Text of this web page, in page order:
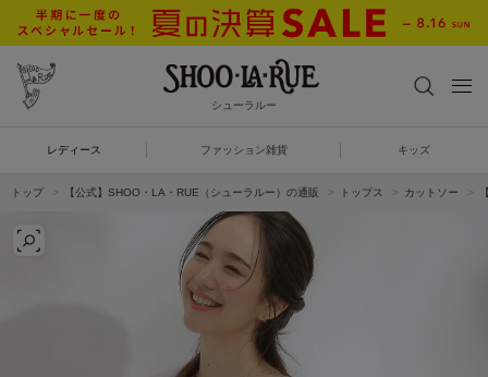
シューラルー
レディース ファッション雑貨 キッズ
トップ 【公式】SHOO・LA・RUE（シューラルー）の通販 トップス カットソー